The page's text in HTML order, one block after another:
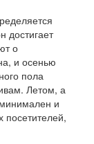
достигает
о
и осенью
пола
Летом, а
и
посетителей,